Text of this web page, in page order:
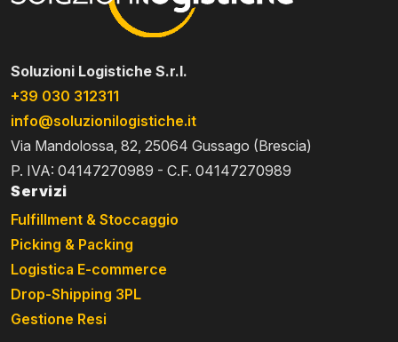
Soluzioni Logistiche S.r.l.
+39 030 312311
info@soluzionilogistiche.it
Via Mandolossa, 82, 25064 Gussago (Brescia)
P. IVA: 04147270989 - C.F. 04147270989
Servizi
Fulfillment & Stoccaggio
Picking & Packing
Logistica E-commerce
Drop-Shipping 3PL
Gestione Resi